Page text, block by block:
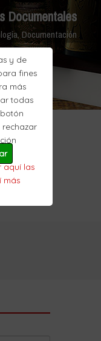
y de
fines
más
todas
rechazar
aquí las
más
Documentales
Documentación